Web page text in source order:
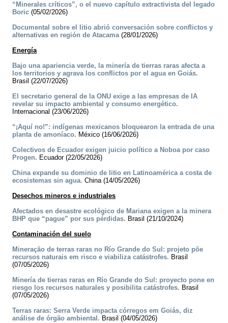
“Minerales críticos”, o el nuevo capítulo extractivista del legado
Boric (05/02/2026)
Documental sobre el litio abrió conversación sobre conflictos y
alternativas en región de Atacama(28/01/2026)
Energía
Bajo una apariencia verde, la minería de tierras raras afecta a
los territorios y agrava los conflictos por el agua en Goiás.
Brasil (22/07/2026)
El secretario general de la ONU exige a las empresas de IA
revelar su impacto ambiental y consumo energético.
Internacional (23/06/2026)
“¡Aquí no!”: indígenas mexicanos bloquearon la entrada de una
planta de amoníaco. México (16/06/2026)
Colectivos de Ecuador exigen juicio político a Noboa por caso
Progen. Ecuador (22/05/2026)
China expande su dominio de litio en Latinoamérica a costa de
ecosistemas sin agua. China (14/05/2026)
Desechos mineros e industriales
Afectados en desastre ecológico de Mariana exigen a la minera
BHP que “pague” por sus pérdidas. Brasil (21/10/2024)
Contaminación del suelo
Mineração de terras raras no Río Grande do Sul: projeto põe
recursos naturais em risco e viabiliza catástrofes. Brasil
(07/05/2026)
Minería de tierras raras en Río Grande do Sul: proyecto pone en
riesgo los recursos naturales y posibilita catástrofes. Brasil
(07/05/2026)
Terras raras: Serra Verde impacta córregos em Goiás, diz
análise de órgão ambiental. Brasil (04/05/2026)